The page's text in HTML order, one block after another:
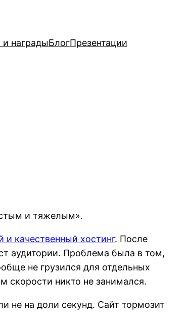
наградыБлогПрезентации
и тяжелым».
и качественный хостинг. После
аудитории. Проблема была в том,
не грузился для отдельных
скорости никто не занимался.
не на доли секунд. Сайт тормозит